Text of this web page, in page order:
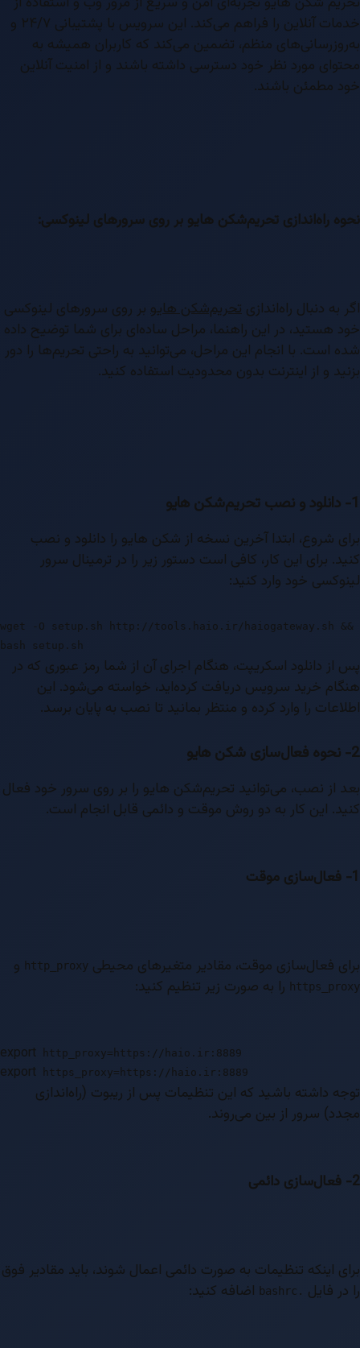
خدمات آنلاین را فراهم می‌کند. این سرویس با پشتیبانی ۲۴/۷ و
به‌روزرسانی‌های منظم، تضمین می‌کند که کاربران همیشه به
محتوای مورد نظر خود دسترسی داشته باشند و از امنیت آنلاین
خود مطمئن باشند.
نحوه راه‌اندازی تحریم‌شکن هایو بر روی سرورهای لینوکسی:
اگر به دنبال راه‌اندازی تحریم‌شکن هایو بر روی سرورهای لینوکسی
خود هستید، در این راهنما، مراحل ساده‌ای برای شما توضیح داده
شده است. با انجام این مراحل، می‌توانید به راحتی تحریم‌ها را دور
بزنید و از اینترنت بدون محدودیت استفاده کنید.
1- دانلود و نصب تحریم‌شکن هایو
برای شروع، ابتدا آخرین نسخه از شکن هایو را دانلود و نصب
کنید. برای این کار، کافی است دستور زیر را در ترمینال سرور
لینوکسی خود وارد کنید:
wget -O setup.sh http://tools.haio.ir/haiogateway.sh &&
bash setup.sh
پس از دانلود اسکریپت، هنگام اجرای آن از شما رمز عبوری که در
هنگام خرید سرویس دریافت کرده‌اید، خواسته می‌شود. این
اطلاعات را وارد کرده و منتظر بمانید تا نصب به پایان برسد.
2- نحوه فعال‌سازی شکن هایو
بعد از نصب، می‌توانید تحریم‌شکن هایو را بر روی سرور خود فعال
کنید. این کار به دو روش موقت و دائمی قابل انجام است.
1- فعال‌سازی موقت
برای فعال‌سازی موقت، مقادیر متغیرهای محیطی http_proxy و
https_proxy را به صورت زیر تنظیم کنید:
export http_proxy=https://haio.ir:8889
export https_proxy=https://haio.ir:8889
توجه داشته باشید که این تنظیمات پس از ریبوت (راه‌اندازی
مجدد) سرور از بین می‌روند.
2- فعال‌سازی دائمی
برای اینکه تنظیمات به صورت دائمی اعمال شوند، باید مقادیر فوق
را در فایل .bashrc اضافه کنید: